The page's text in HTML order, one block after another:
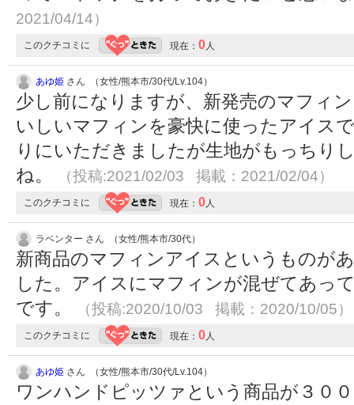
2021/04/14）
このクチコミに 現在： 0人
あゆ姫 さん （女性/熊本市/30代/Lv.104）
少し前になりますが、新発売のマフィ
いしいマフィンを豪快に使ったアイス
りにいただきましたが生地がもっちり
ね。
（投稿:2021/02/03 掲載：2021/02/04）
このクチコミに 現在： 0人
ラベンター さん （女性/熊本市/30代）
新商品のマフィンアイスというものが
した。アイスにマフィンが混ぜてあっ
です。
（投稿:2020/10/03 掲載：2020/10/05）
このクチコミに 現在： 0人
あゆ姫 さん （女性/熊本市/30代/Lv.104）
ワンハンドピッツァという商品が３０